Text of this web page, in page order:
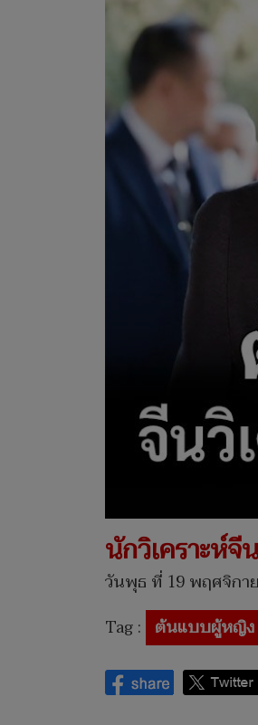
นักวิเคราะห์
วันพุธ ที่ 19 พฤศจิกา
Tag : ต้นแบบผู้หญิง